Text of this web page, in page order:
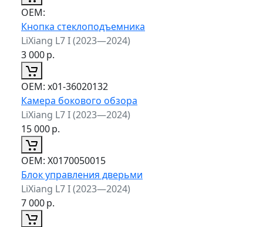
ОЕМ:
Кнопка стеклоподъемника
LiXiang L7 I (2023—2024)
3 000р.
ОЕМ: x01-36020132
Камера бокового обзора
LiXiang L7 I (2023—2024)
15 000р.
ОЕМ: X0170050015
Блок управления дверьми
LiXiang L7 I (2023—2024)
7 000р.